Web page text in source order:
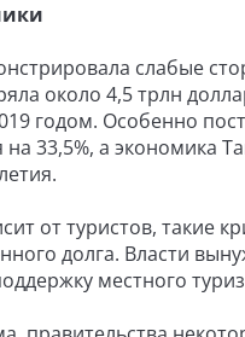
слабые
около 4,5 трлн
годом. Особенно
33,5%, а экономика
от туристов, такие
долга. Власти
местного